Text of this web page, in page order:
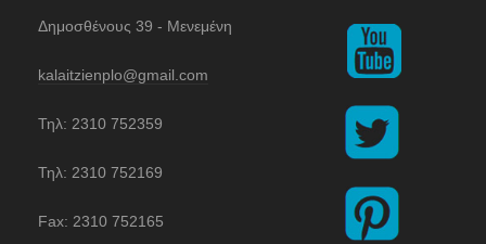
Δημοσθένους 39 - Μενεμένη
kalaitzienplo@gmail.com
Τηλ: 2310 752359
Τηλ: 2310 752169
Fax: 2310 752165